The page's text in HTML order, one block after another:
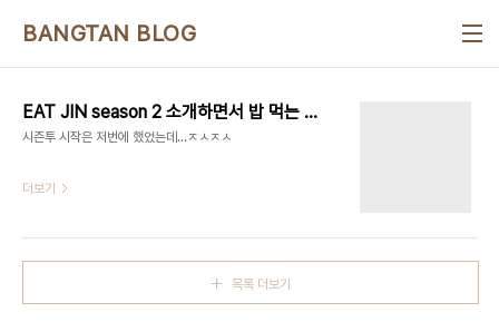
BANGTAN BLOG
EAT JIN season 2 소개하면서 밥 먹는 김석진
시즌투 시작은 저번에 했었는데...ㅈㅅㅈㅅ
더보기
목록 더보기